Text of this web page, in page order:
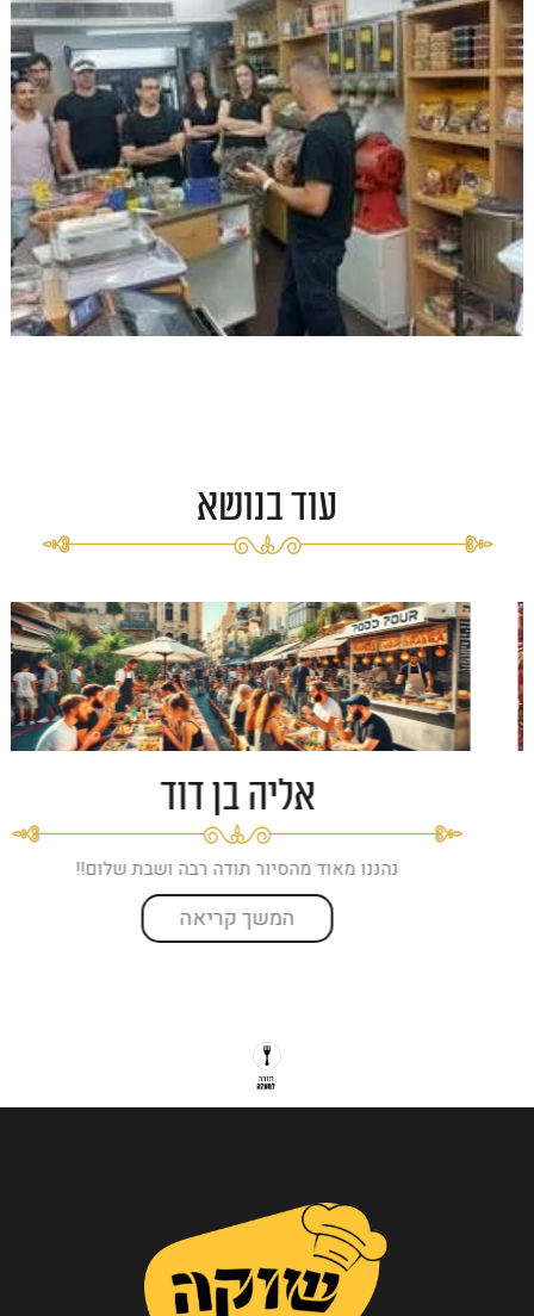
עוד בנושא
אליה בן דוד
נהננו מאוד מהסיור תודה רבה ושבת שלום!!
המשך קריאה